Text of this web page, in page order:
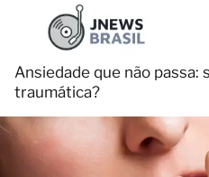
Ansiedade que não passa:
traumática?